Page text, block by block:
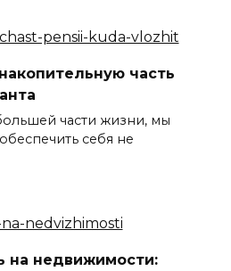
часть
части жизни, мы
себя не
на недвижимости: